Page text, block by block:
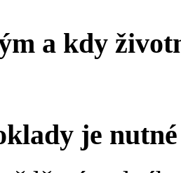
a kdy
je